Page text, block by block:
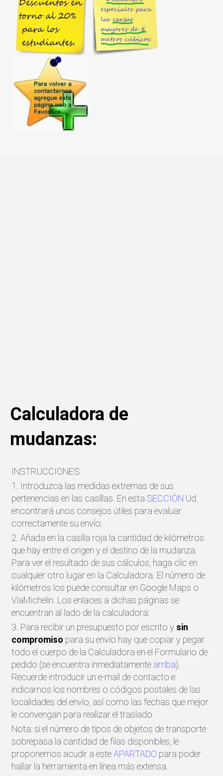
Calculadora de
mudanzas:
INSTRUCCIONES:
1. Introduzca las medidas extremas de sus
pertenencias en las casillas. En esta SECCIÓN Ud.
encontrará unos consejos útiles para evaluar
correctamente su envío;
2. Añada en la casilla roja la cantidad de kilómetros
que hay entre el origen y el destino de la mudanza.
Para ver el resultado de sus cálculos, haga clic en
cualquier otro lugar en la Calculadora. El número de
kilómetros los puede consultar en Google Maps o
ViaMichelin. Los enlaces a dichas páginas se
encuentran al lado de la calculadora;
3. Para recibir un presupuesto por escrito y sin
compromiso para su envío hay que copiar y pegar
todo el cuerpo de la Calculadora en el Formulario de
pedido (se encuentra inmediatamente arriba).
Recuerde introducir un e-mail de contacto e
indicarnos los nombres o códigos postales de las
localidades del envío, así como las fechas que mejor
le convengan para realizar el traslado.
Nota: si el número de tipos de objetos de transporte
sobrepasa la cantidad de filas disponibles, le
proponemos acudir a esteAPARTADO para poder
hallar la herramienta en línea más extensa.